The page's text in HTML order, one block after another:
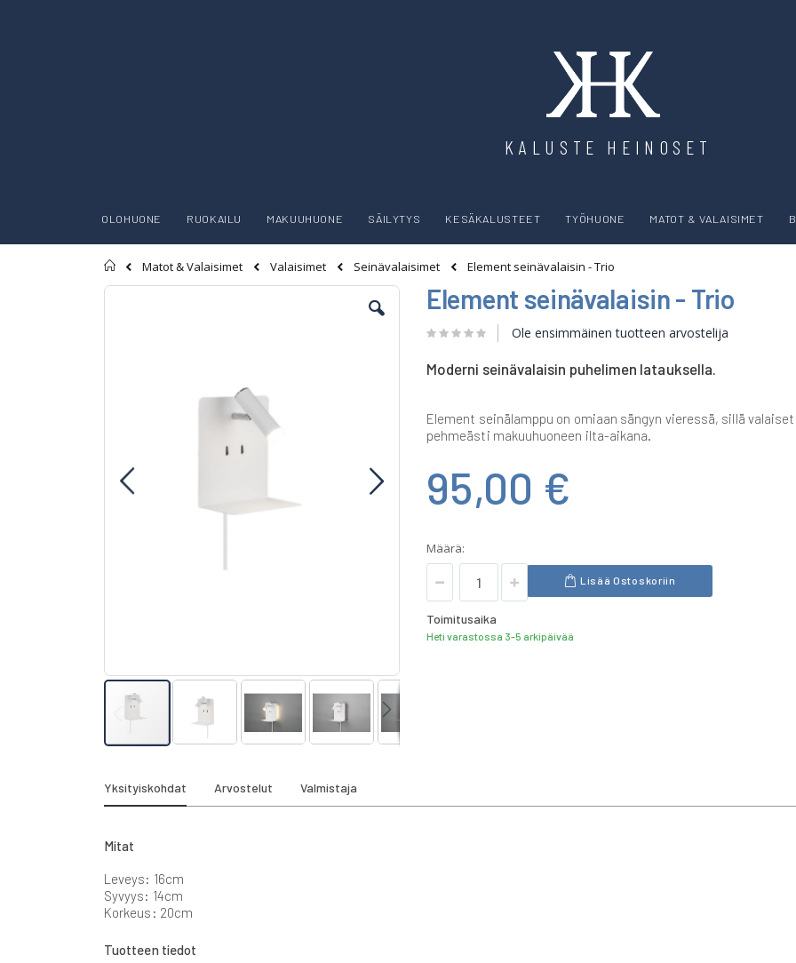
KALUSTE HEINOSET
OLOHUONE RUOKAILU MAKUUHUONE SÄILYTYS KESÄKALUSTEET TYÖHUONE MATOT & VALAISIMET
Etusivu
Matot & Valaisimet Valaisimet Seinävalaisimet
Element seinävalaisin - Trio
Skip
the
beginning
images
Element seinävalaisin - Trio
Ole ensimmäinen tuotteen arvostelija
Moderni seinävalaisin puhelimen latauksella.
Element seinälamppu on omiaan sängyn vieressä, sillä valaiset
pehmeästi makuuhuoneen ilta-aikana.
95,00 €
Määrä:
Lisää Ostoskoriin
Toimitusaika
Heti varastossa 3-5 arkipäivää
Yksityiskohdat
Mitat
Leveys: 16cm
Syvyys: 14cm
Korkeus: 20cm
Tuotteen tiedot
Arvostelut Valmistaja